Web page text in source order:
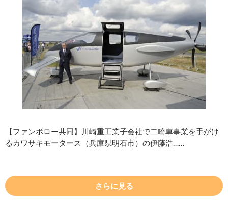
【ファンボロー共同】川崎重工業子会社で二輪車事業を手がけ
るカワサキモータース（兵庫県明石市）の伊藤浩……
さらに見る